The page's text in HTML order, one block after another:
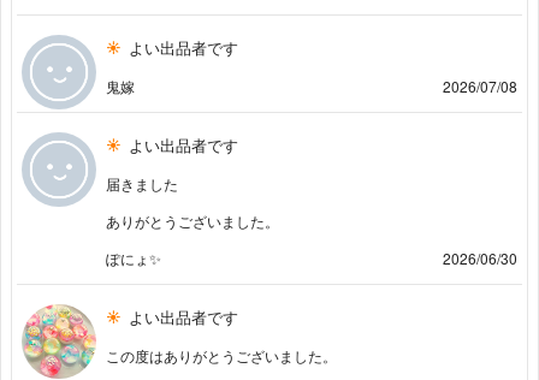
よい出品者です
鬼嫁 2026/07/08
よい出品者です
届きました
ありがとうございました。
ぽにょ✨
2026/06/30
よい出品者です
この度はありがとうございました。